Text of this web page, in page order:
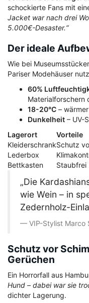
schockierte Fans mit
Jacket war nach drei
5.000€-Desaster.“
Der ideale
Wie bei
Pariser Modehäuser
60%
Materialforschern
18-20°C –
Dunkelheit – UV-
Lagerort
Vorteile
KleiderschrankSchutz
Lederbox
Bettkasten
Staubfrei
„Die
wie Wein – in
Zedernholz-
VIP-Stylist Marco
Schutz vor
Gerüchen
Ein Horrorfall aus
Hund – dabei war sie
dichter Lagerung.